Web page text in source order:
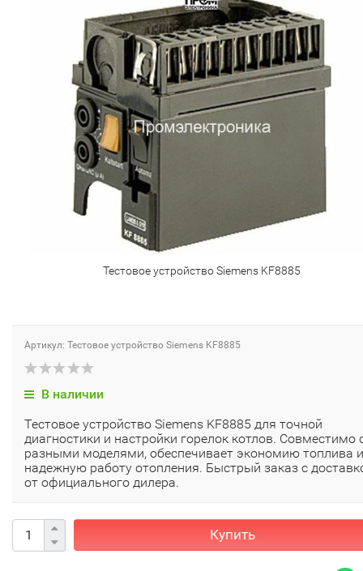
Тестовое устройство Siemens KF8885
Артикул: Тестовое устройство Siemens KF8885
В наличии
Тестовое устройство Siemens KF8885 для точной
диагностики и настройки горелок котлов. Совместимо
разными моделями, обеспечивает экономию топлива и
надежную работу отопления. Быстрый заказ с
от официального дилера.
Купить